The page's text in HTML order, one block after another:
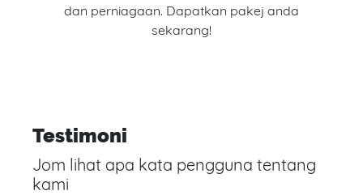
dan perniagaan. Dapatkan pakej anda
sekarang!
Testimoni
Jom lihat apa kata pengguna tentang
kami